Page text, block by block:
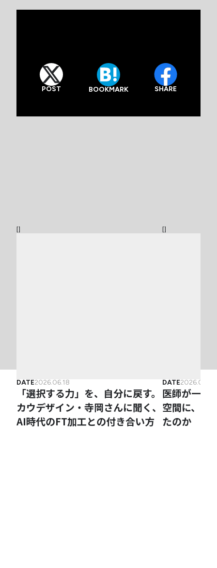
POST BOOKMARK SHARE
[]
DATE2026.06.18
「選択する力」を、自分に戻す。
カウデザイン・寺岡さんに聞く、
AI時代のFT加工との付き合い方
[]
DATE
医師が一か
空間に、な
たのか